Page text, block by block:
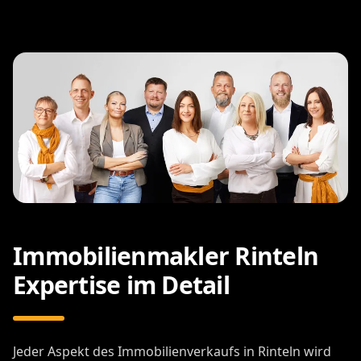
Immobilienmakler Rinteln
Expertise im Detail
Jeder Aspekt des Immobilienverkaufs in Rinteln wird